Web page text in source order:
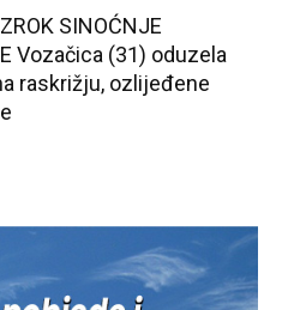
SINOĆNJE
Vozačica (31) oduzela
raskrižju, ozlijeđene